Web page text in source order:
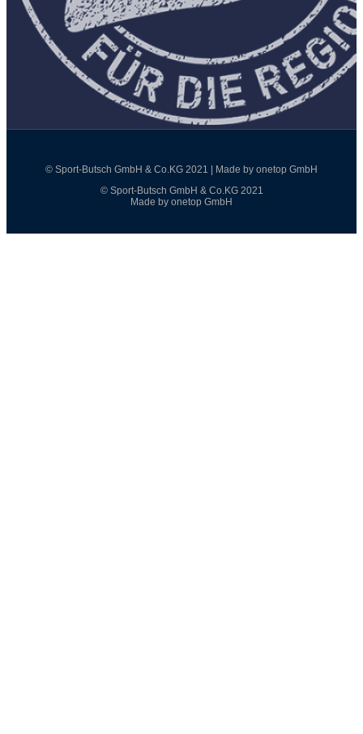
© Sport-Butsch GmbH & Co.KG 2021 | Made by onetop GmbH
© Sport-Butsch GmbH & Co.KG 2021
Made by onetop GmbH